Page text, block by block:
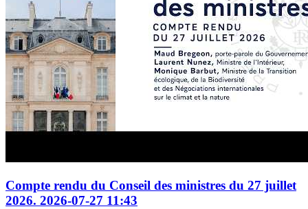
Compte rendu du Conseil des ministres du 27 juillet
2026. 2026-07-27 11:43